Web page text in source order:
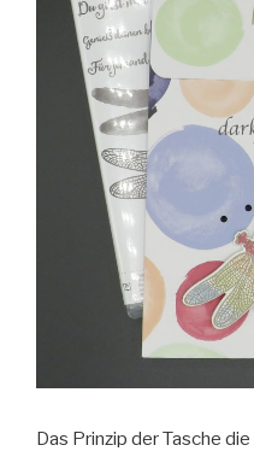
Das Prinzip der Tasche